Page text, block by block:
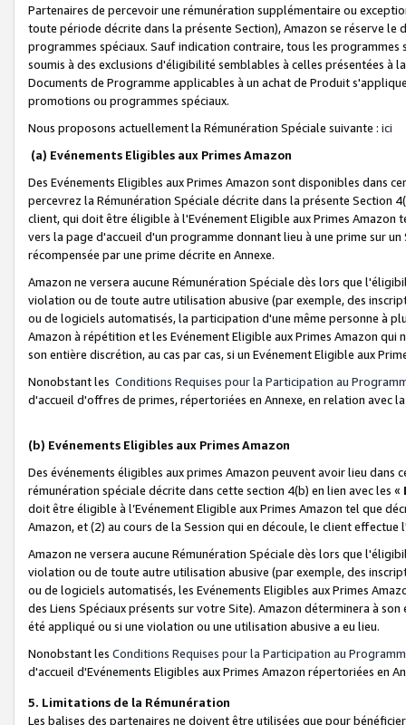
Partenaires de percevoir une rémunération supplémentaire ou
toute période décrite dans la présente Section), Amazon se réserve
programmes spéciaux. Sauf indication contraire, tous les
soumis à des exclusions d'éligibilité semblables à celles présentées à
Documents de Programme applicables à un achat de Produit
promotions ou programmes spéciaux.
Nous proposons actuellement la Rémunération Spéciale suivante : ici
(a) Evénements Eligibles aux Primes Amazon
Des Evénements Eligibles aux Primes Amazon sont disponibles dans
percevrez la Rémunération Spéciale décrite dans la présente Section
client, qui doit être éligible à l'Evénement Eligible aux Primes Amazon
vers la page d'accueil d'un programme donnant lieu à une prime sur
récompensée par une prime décrite en Annexe.
Amazon ne versera aucune Rémunération Spéciale dès lors que
violation ou de toute autre utilisation abusive (par exemple, des
ou de logiciels automatisés, la participation d'une même personne à
Amazon à répétition et les Evénement Eligible aux Primes Amazon qui
son entière discrétion, au cas par cas, si un Evénement Eligible aux
Nonobstant les Conditions Requises pour la Participation au
d'accueil d'offres de primes, répertoriées en Annexe, en relation avec
(b) Evénements Eligibles aux Primes Amazon
Des événements éligibles aux primes Amazon peuvent avoir lieu dans
rémunération spéciale décrite dans cette section 4(b) en lien avec les «
doit être éligible à l’Evénement Eligible aux Primes Amazon tel que
Amazon, et (2) au cours de la Session qui en découle, le client
Amazon ne versera aucune Rémunération Spéciale dès lors que
violation ou de toute autre utilisation abusive (par exemple, des
ou de logiciels automatisés, les Evénements Eligibles aux Primes
des Liens Spéciaux présents sur votre Site). Amazon déterminera à
été appliqué ou si une violation ou une utilisation abusive a eu lieu.
Nonobstant les Conditions Requises pour la Participation au
d'accueil d'Evénements Eligibles aux Primes Amazon répertoriées en
5. Limitations de la Rémunération
Les balises des partenaires ne doivent être utilisées que pour